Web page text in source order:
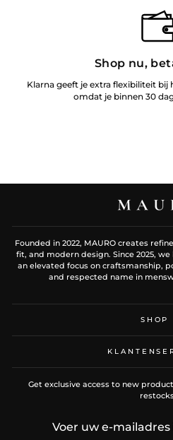
Shop nu,
Klarna geeft je extra flexibiliteit bij
omdat je binnen 30
Founded in 2022, MAURO creates
fit, and modern design. Since 2025,
an elevated focus on craftsmanship,
and respected name in
SHOP
Get exclusive access to new